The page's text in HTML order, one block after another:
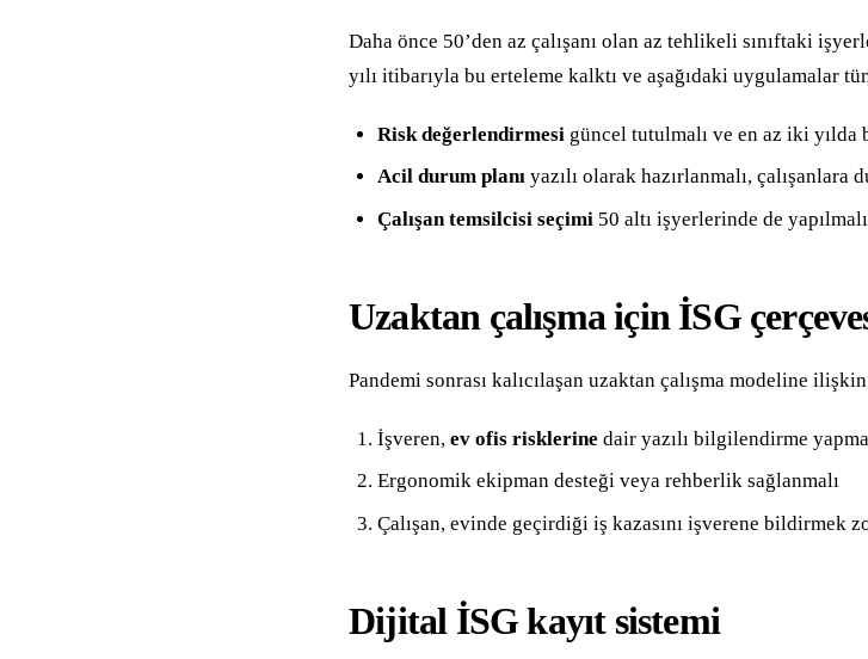
Daha önce 50’den az çalışanı olan az tehlikeli sınıftaki
yılı itibarıyla bu erteleme kalktı ve aşağıdaki uygulamalar
Risk değerlendirmesi güncel tutulmalı ve en az iki
Acil durum planı yazılı olarak hazırlanmalı, çalışanlara
Çalışan temsilcisi seçimi 50 altı işyerlerinde de yapılmalı
Uzaktan çalışma için İSG
Pandemi sonrası kalıcılaşan uzaktan çalışma modeline
İşveren, ev ofis risklerine dair yazılı bilgilendirme
Ergonomik ekipman desteği veya rehberlik sağlanmalı
Çalışan, evinde geçirdiği iş kazasını işverene bildirmek
Dijital İSG kayıt sistemi